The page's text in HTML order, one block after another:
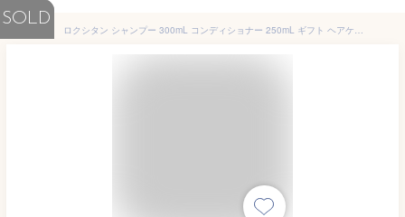
SOLD
ロクシタン シャンプー 300mL コンディショナー 250mL ギフト ヘアケア 2個セット バランシング 女性 誕生日 20代 30代 40代 50代 妻 奥さん 結婚記念日 プレゼント 喜ばれるギフト バレンタイン ホワイトデー